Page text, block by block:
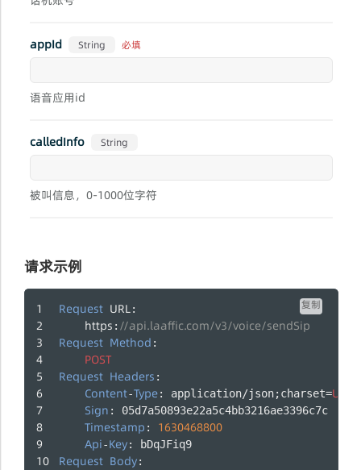
appId String 必填
语音应用id
calledInfo String
被叫信息，0-1000位字符
请求示例
复制
Request URL:
https : //api.laaffic.com/v3/voice/sendSip
Request Method :
POST
Request Headers :
Content-Type: application/json;charset=UTF
Sign : 05d7a50893e22a5c4bb3216ae3396c7c
Timestamp : 1630468800
Api-Key: bDqJFiq9
Request Body: